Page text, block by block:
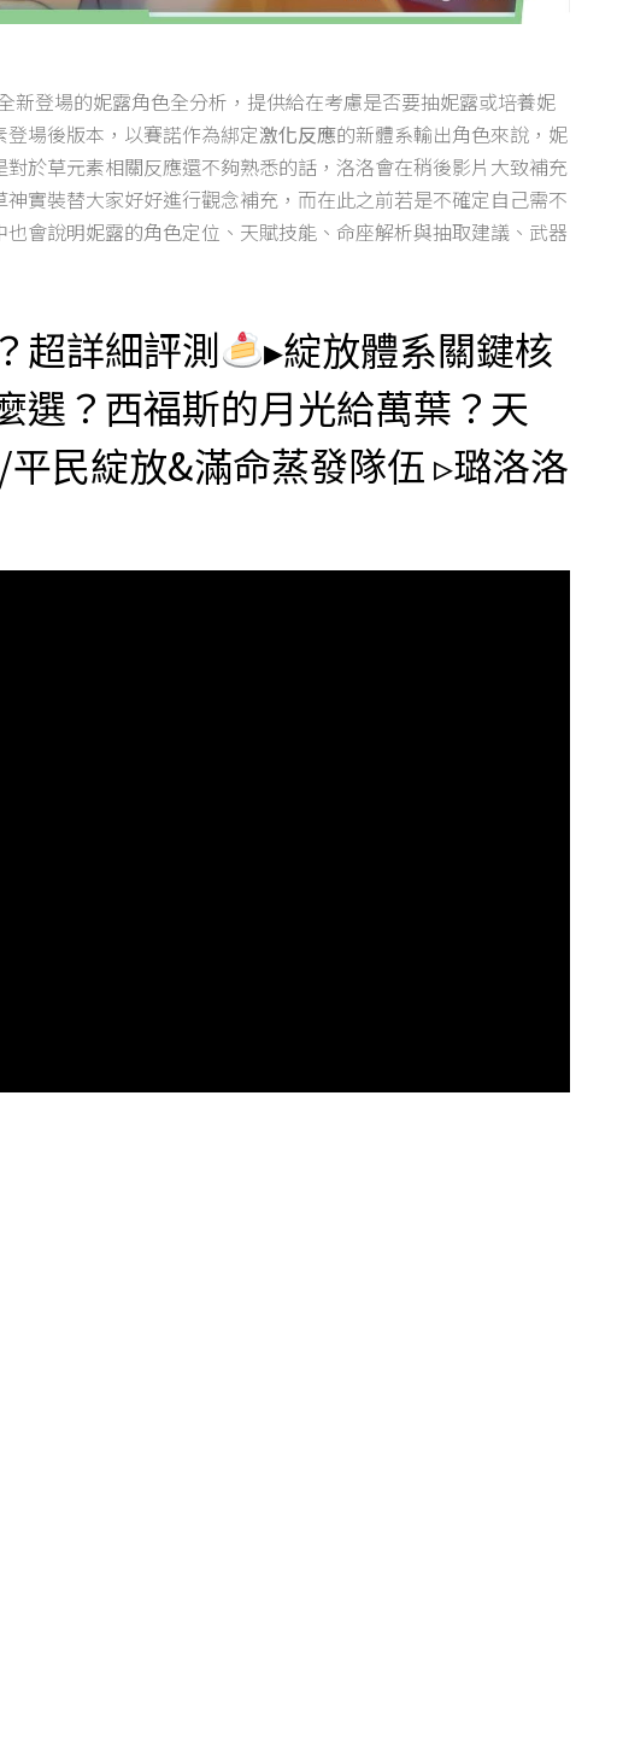
新登場的妮露角色全分析，提供給在考慮是否要抽妮露或培養妮
場後版本，以賽諾作為綁定激化反應的新體系輸出角色來說，妮
於草元素相關反應還不夠熟悉的話，洛洛會在稍後影片大致補充
實裝替大家好好進行觀念補充，而在此之前若是不確定自己需不
會說明妮露的角色定位、天賦技能、命座解析與抽取建議、武器
超詳細評測
▸綻放體系關鍵核
選？西福斯的月光給萬葉？天
民綻放&滿命蒸發隊伍 ▹璐洛洛